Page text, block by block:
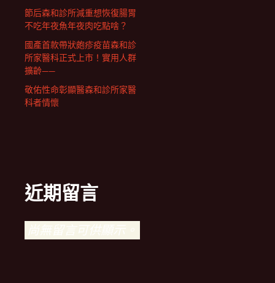
節后森和診所減重想恢復腸胃
不吃年夜魚年夜肉吃點啥？
國產首款帶狀皰疹疫苗森和診
所家醫科正式上市！實用人群
擴齡——
敬佑性命彰顯醫森和診所家醫
科者情懷
近期留言
尚無留言可供顯示。